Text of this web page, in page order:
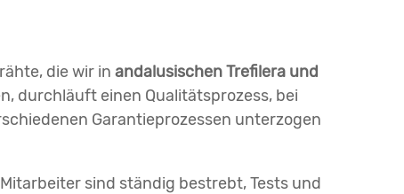
die wir inandalusischen Trefilera und
durchläuft einen Qualitätsprozess, bei
Garantieprozessen unterzogen
sind ständig bestrebt, Tests und